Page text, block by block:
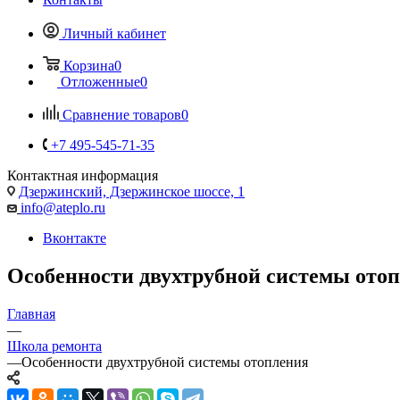
Личный кабинет
Корзина0
Отложенные0
Сравнение товаров0
+7 495-545-71-35
Контактная информация
Дзержинский, Дзержинское шоссе, 1
info@ateplo.ru
Вконтакте
Особенности двухтрубной системы
Главная
—
Школа ремонта
—Особенности двухтрубной системы отопления